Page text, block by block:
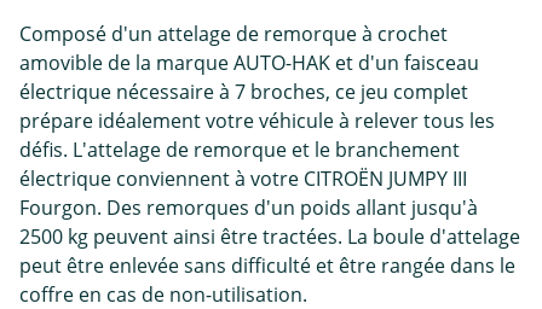
Composé d'un attelage de remorque à crochet
amovible de la marque AUTO-HAK et d'un faisceau
électrique nécessaire à 7 broches, ce jeu complet
prépare idéalement votre véhicule à relever tous les
défis. L'attelage de remorque et le branchement
électrique conviennent à votre CITROËN JUMPY III
Fourgon. Des remorques d'un poids allant jusqu'à
2500 kg peuvent ainsi être tractées. La boule d'attelage
peut être enlevée sans difficulté et être rangée dans le
coffre en cas de non-utilisation.